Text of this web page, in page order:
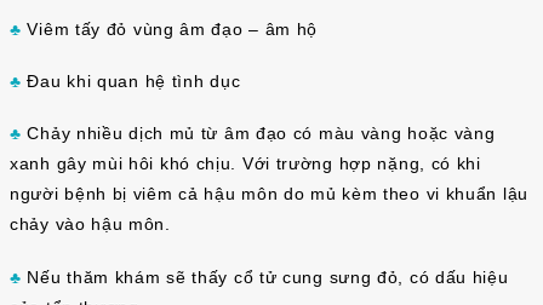
♣ Viêm tấy đỏ vùng âm đạo – âm hộ
♣Đau khi quan hệ tình dục
♣ Chảy nhiều dịch mủ từ âm đạo có màu vàng hoặc vàng
xanh gây mùi hôi khó chịu. Với trường hợp nặng, có khi
người bệnh bị viêm cả hậu môn do mủ kèm theo vi khuẩn lậu
chảy vào hậu môn.
♣ Nếu thăm khám sẽ thấy cổ tử cung sưng đỏ, có dấu hiệu